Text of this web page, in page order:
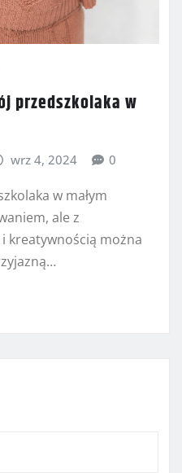
przedszkolaka w
wrz 4, 2024 0
w małym
ale z
kreatywnością można